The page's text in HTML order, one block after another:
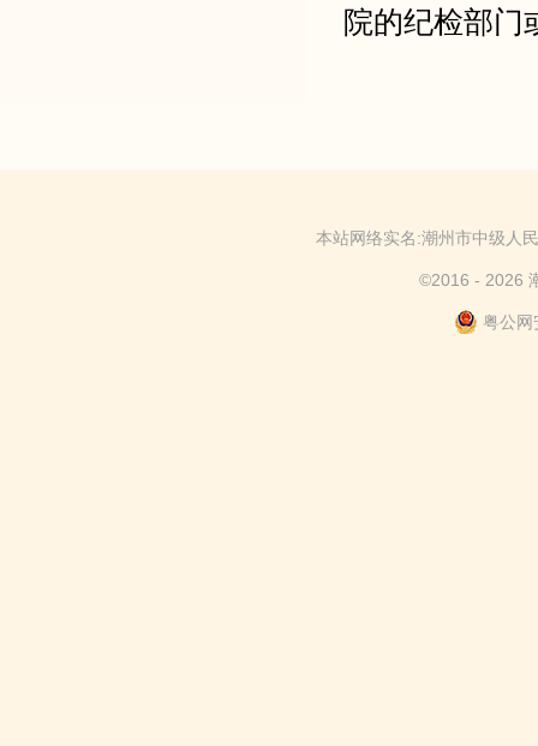
院的纪检部门
本站网络实名:潮州市中级
©2016 - 2026
粤公